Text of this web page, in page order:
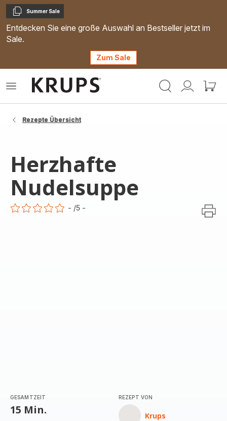
Kopieren
Summer Sale
Entdecken Sie eine große Auswahl an Bestseller jetzt im
Sale.
Zum Sale
Mein
Mein
Das
Rezepte Übersicht
Herzhafte
Nudelsuppe
- /5 -
GESAMTZEIT
15 Min.
REZEPT VON
Krups